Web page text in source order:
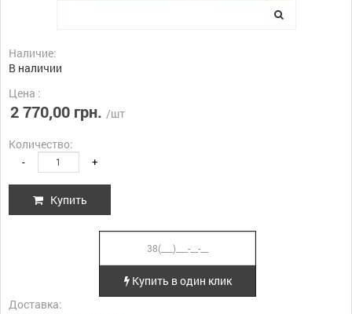
Наличие:
В наличии
Цена :
2 770,00 грн. /шт
Количество:
- +
Купить
Купить в один клик
Доставка: